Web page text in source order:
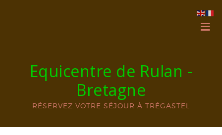
Equicentre de Rulan -
Bretagne
RÉSERVEZ VOTRE SÉJOUR À TRÉGASTEL